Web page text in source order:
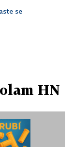
se
HN